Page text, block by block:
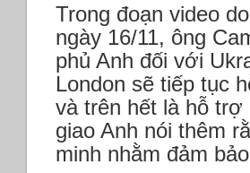
Trong đoạn video
ngày 16/11, ông
phủ Anh đối với
London sẽ tiếp tục
và trên hết là hỗ
giao Anh nói thêm
minh nhằm đảm